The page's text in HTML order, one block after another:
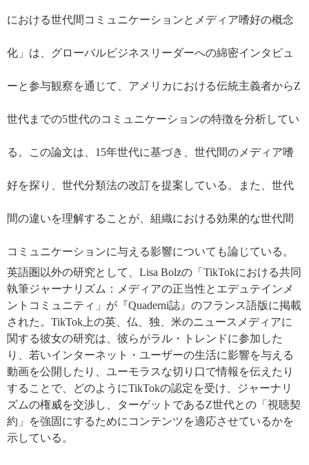
における世代間コミュニケーションとメディア嗜好の概念
化」 は、 グローバルビジネスリーダーへの綿密インタビュ
ーと参与観察を通じて、 アメリカにおける伝統主義者からZ
世代までの5世代のコミュニケーションの特徴を分析してい
る。この論文は、 15年世代に基づき、 世代間のメディア嗜
好を探り、世代分類法の改訂を提案している。 また、世代
間の違いを理解することが、組織における効果的な世代間
コミュニケーションに与える影響についても論じている。
英語圏以外の研究として、 Lisa Bolzの「 TikTokにおける共同
執筆ジャーナリズム：メディアの正当性とエデュテインメ
ントコミュニティ」が『Quaderni誌』のフランス語版に掲載
された。 TikTok 上の英、仏、独、米のニュースメディアに
関する彼女の研究は、彼らがラル・トレンドに参加した
り、若いインターネット・ユーザーの生活に影響を与える
動画を公開したり、ユーモラスな切り口で情報を伝えたり
することで、どのようにTikTokの認定を受け、ジャーナリ
ズムの権威を交渉し、ターゲットであるZ世代との「視聴契
約」を強固にするためにコンテンツを適応させているかを
示している。